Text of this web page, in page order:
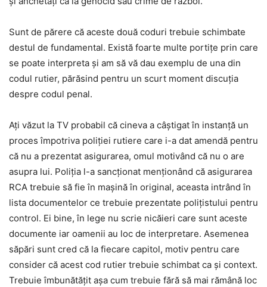
Sunt de părere că aceste două coduri trebuie schimbate
destul de fundamental. Există foarte multe portițe prin care
se poate interpreta și am să vă dau exemplu de una din
codul rutier, părăsind pentru un scurt moment discuția
despre codul penal.
Ați văzut la TV probabil că cineva a câștigat în instanță un
proces împotriva poliției rutiere care i-a dat amendă pentru
că nu a prezentat asigurarea, omul motivând că nu o are
asupra lui. Poliția l-a sancționat menționând că asigurarea
RCA trebuie să fie în mașină în original, aceasta intrând în
lista documentelor ce trebuie prezentate polițistului pentru
control. Ei bine, în lege nu scrie nicăieri care sunt aceste
documente iar oamenii au loc de interpretare. Asemenea
săpări sunt cred că la fiecare capitol, motiv pentru care
consider că acest cod rutier trebuie schimbat ca și context.
Trebuie îmbunătățit așa cum trebuie fără să mai rămână loc